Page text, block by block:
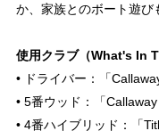
か、家族とのボート遊び
使用クラブ（What's In
• ドライバー：「
• 5番ウッド：「Callaway
• 4番ハイブリッド：「